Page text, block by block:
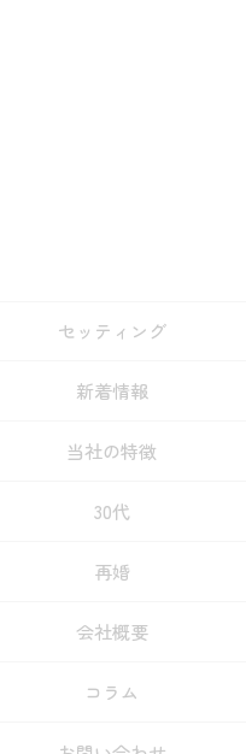
セッティング
新着情報
当社の特徴
30代
再婚
会社概要
コラム